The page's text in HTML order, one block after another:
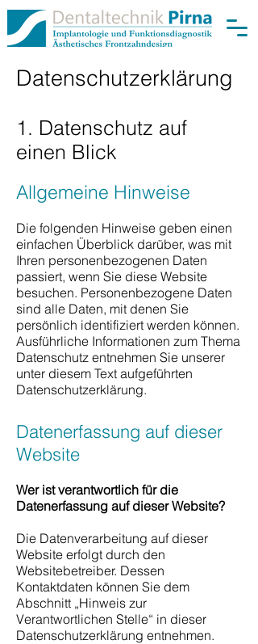
Datenschutzerklärung
1. Datenschutz auf
einen Blick
Allgemeine Hinweise
Die folgenden Hinweise geben einen
einfachen Überblick darüber, was mit
Ihren personenbezogenen Daten
passiert, wenn Sie diese Website
besuchen. Personenbezogene Daten
sind alle Daten, mit denen Sie
persönlich identifiziert werden können.
Ausführliche Informationen zum Thema
Datenschutz entnehmen Sie unserer
unter diesem Text aufgeführten
Datenschutzerklärung.
Datenerfassung auf dieser
Website
Wer ist verantwortlich für die
Datenerfassung auf dieser Website?
Die Datenverarbeitung auf dieser
Website erfolgt durch den
Websitebetreiber. Dessen
Kontaktdaten können Sie dem
Abschnitt „Hinweis zur
Verantwortlichen Stelle“ in dieser
Datenschutzerklärung entnehmen.